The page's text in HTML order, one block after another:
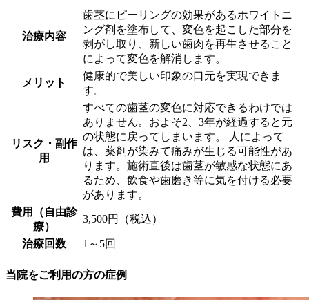
治療内容
歯茎にピーリングの効果があるホワイトニ
ング剤を塗布して、変色を起こした部分を
剥がし取り、新しい歯肉を再生させること
によって変色を解消します。
メリット
健康的で美しい印象の口元を実現できま
す。
リスク・副作
用
すべての歯茎の変色に対応できるわけでは
ありません。およそ2、3年が経過すると元
の状態に戻ってしまいます。 人によって
は、薬剤が染みて痛みが生じる可能性があ
ります。施術直後は歯茎が敏感な状態にあ
るため、飲食や歯磨き等に気を付ける必要
があります。
費用（自由診
療）
3,500円（税込）
治療回数 1～5回
当院をご利用の方の症例